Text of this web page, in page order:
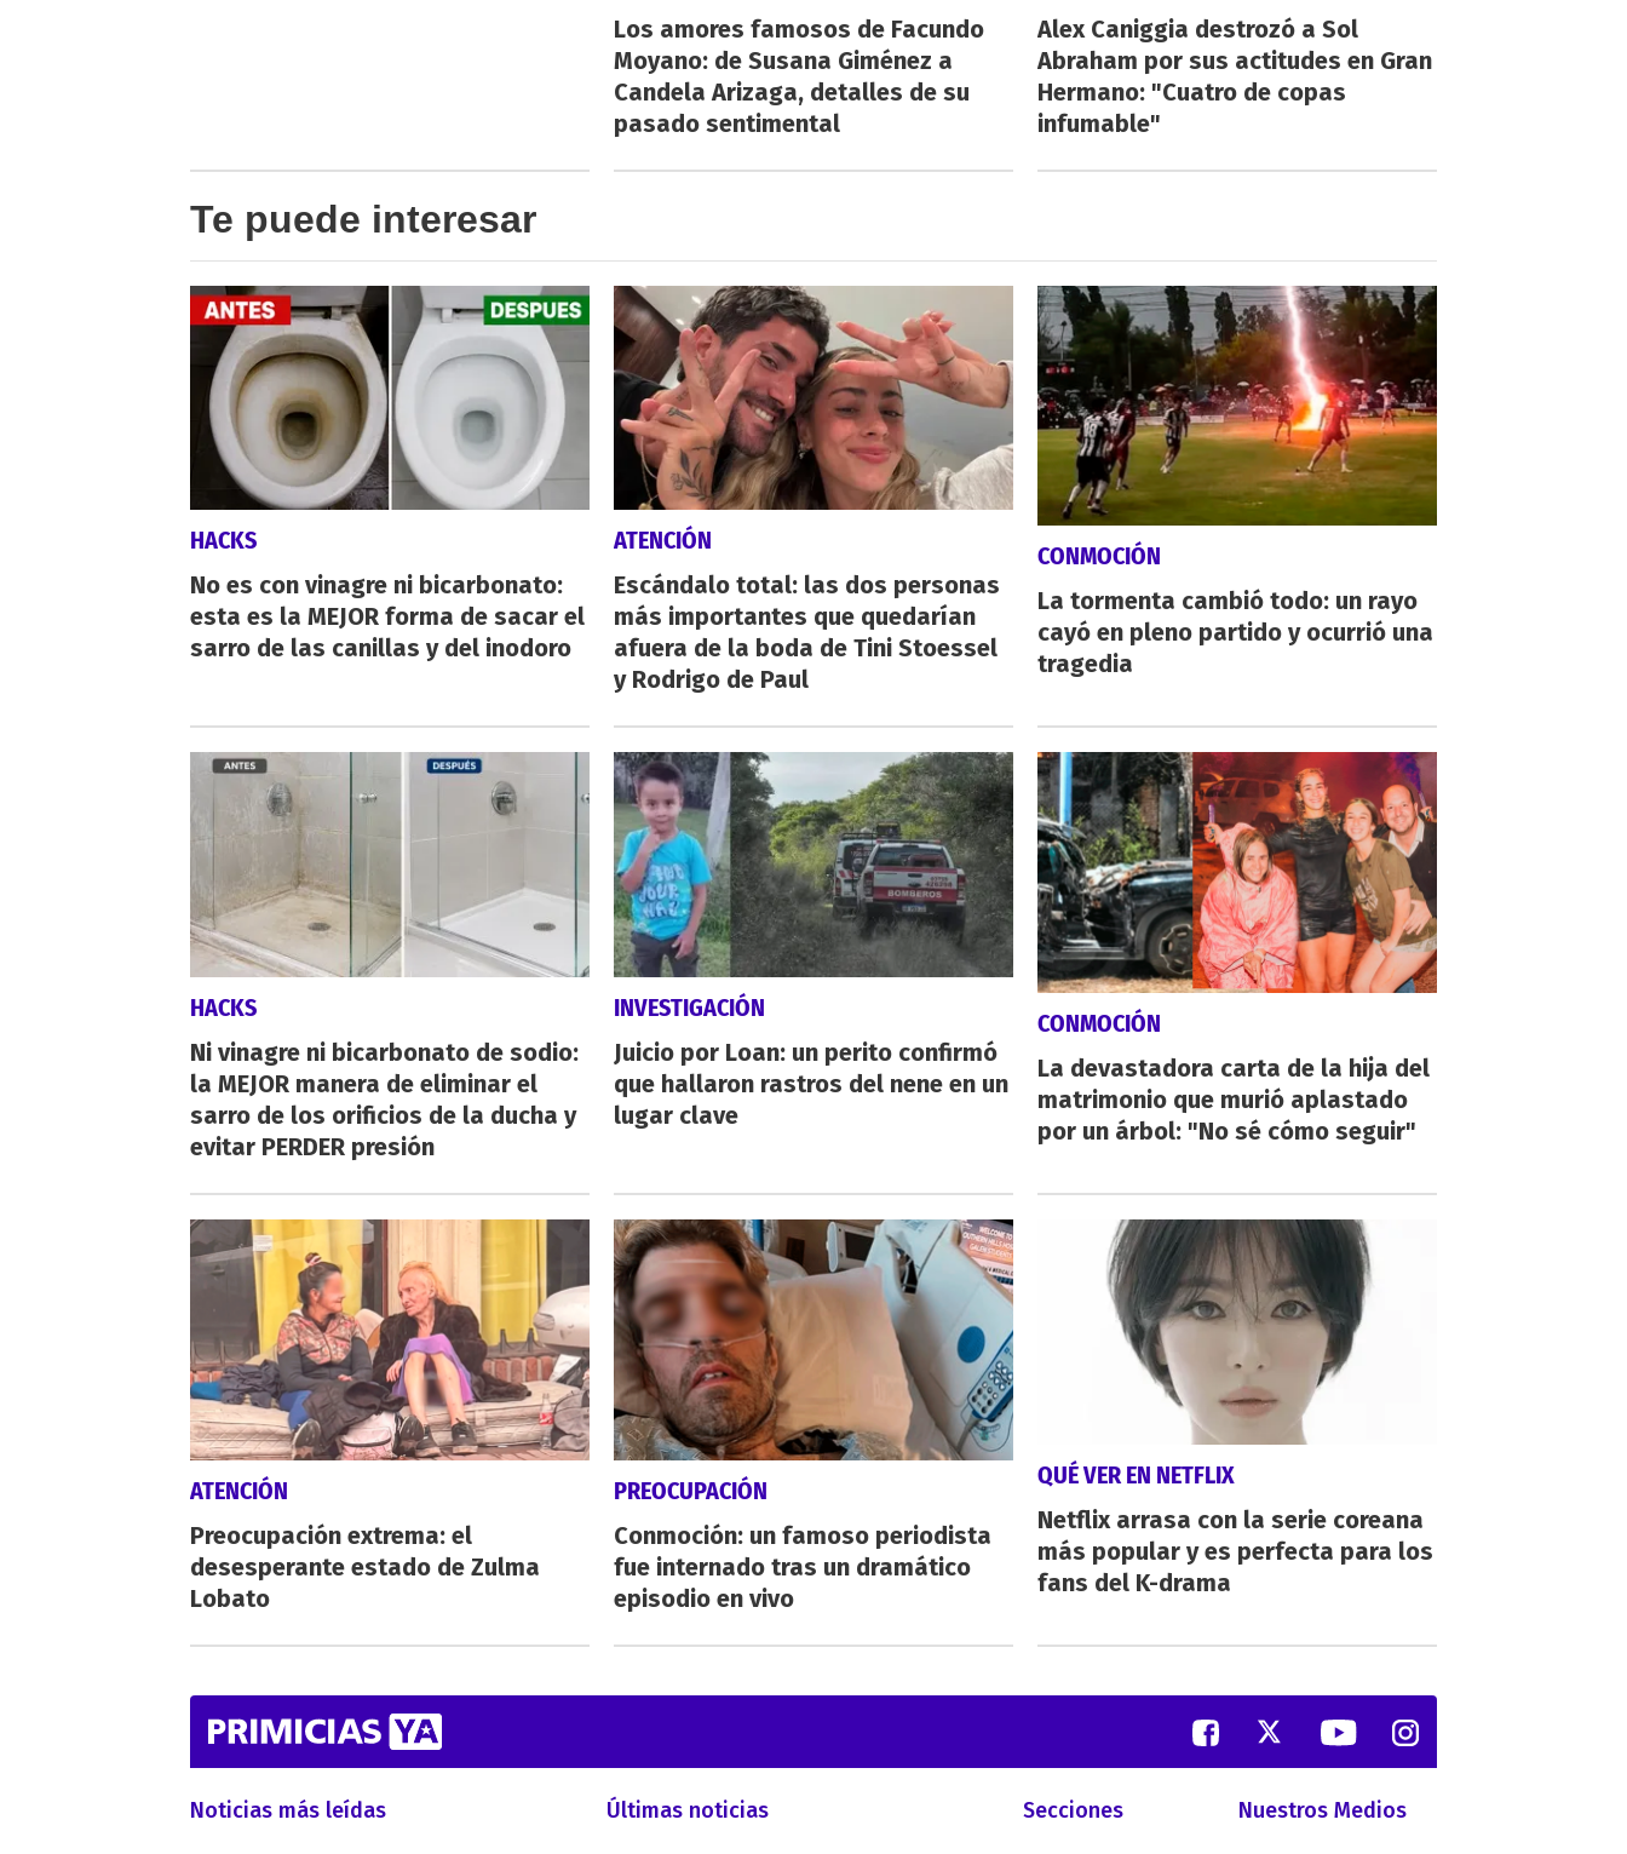
Los amores famosos de Facundo
Moyano: de Susana Giménez a
Candela Arizaga, detalles de su
pasado sentimental
Alex Caniggia destrozó a Sol
Abraham por sus actitudes en Gran
Hermano: "Cuatro de copas
infumable"
Te puede interesar
HACKS
No es con vinagre ni bicarbonato:
esta es la MEJOR forma de sacar el
sarro de las canillas y del inodoro
ATENCIÓN
Escándalo total: las dos personas
más importantes que quedarían
afuera de la boda de Tini Stoessel
y Rodrigo de Paul
CONMOCIÓN
La tormenta cambió todo: un rayo
cayó en pleno partido y ocurrió una
tragedia
HACKS
Ni vinagre ni bicarbonato de sodio:
la MEJOR manera de eliminar el
sarro de los orificios de la ducha y
evitar PERDER presión
INVESTIGACIÓN
Juicio por Loan: un perito confirmó
que hallaron rastros del nene en un
lugar clave
CONMOCIÓN
La devastadora carta de la hija del
matrimonio que murió aplastado
por un árbol: "No sé cómo seguir"
ATENCIÓN
Preocupación extrema: el
desesperante estado de Zulma
Lobato
PREOCUPACIÓN
Conmoción: un famoso periodista
fue internado tras un dramático
episodio en vivo
QUÉ VER EN NETFLIX
Netflix arrasa con la serie coreana
más popular y es perfecta para los
fans del K-drama
Noticias más leídas Últimas noticias Secciones Nuestros Medios